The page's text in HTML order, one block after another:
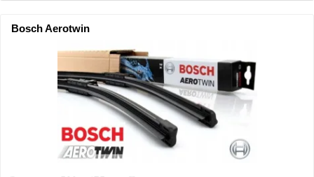
Bosch Aerotwin